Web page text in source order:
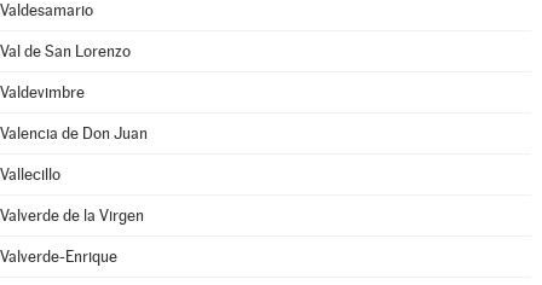
Valdesamario
Val de San Lorenzo
Valdevimbre
Valencia de Don Juan
Vallecillo
Valverde de la Virgen
Valverde-Enrique